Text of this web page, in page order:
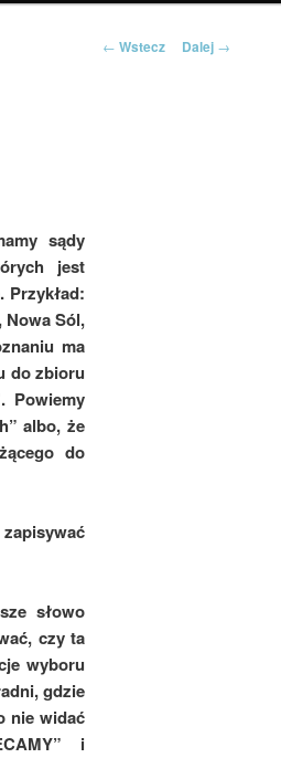
Nawigacja po
← Wstecz Dalej →
sądy
jest
Przykład:
Nowa Sól,
ma
do zbioru
Powiemy
albo, że
do
słowo
czy ta
wyboru
gdzie
nie widać
i